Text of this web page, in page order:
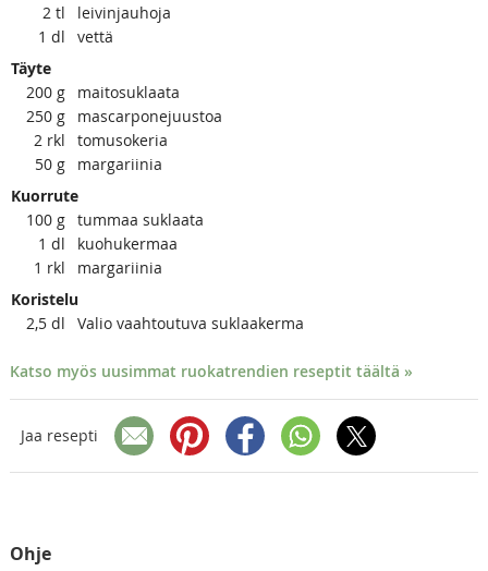
2 tl
leivinjauhoja
1 dl
vettä
Täyte
200 g
maitosuklaata
250 g
mascarponejuustoa
2 rkl
tomusokeria
50 g
margariinia
Kuorrute
100 g tummaa suklaata
1 dl
kuohukermaa
1 rkl
margariinia
Koristelu
2,5 dl Valio vaahtoutuva suklaakerma
Katso myös uusimmat ruokatrendien reseptit täältä »
Jaa resepti
Ohje